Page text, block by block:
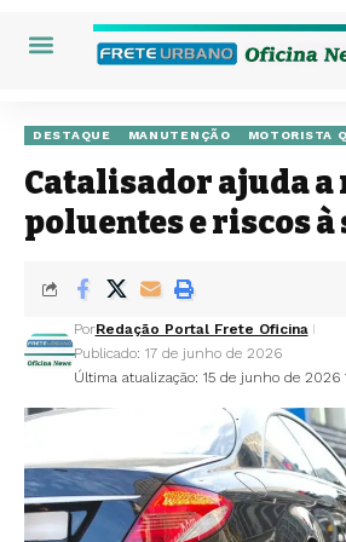
DESTAQUE MANUTENÇÃO MOTORISTA
Catalisador ajuda
poluentes e riscos à
Última atualização: 15 de junho de 2026
PorRedação Portal Frete Oficina
Publicado: 17 de junho de 2026